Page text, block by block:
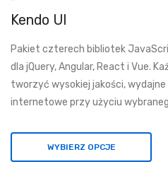
do
7
Kendo UI
Pakiet czterech bibliotek
dla jQuery, Angular, React i Vue.
tworzyć wysokiej jakości,
internetowe przy użyciu
WYBIERZ OPCJE